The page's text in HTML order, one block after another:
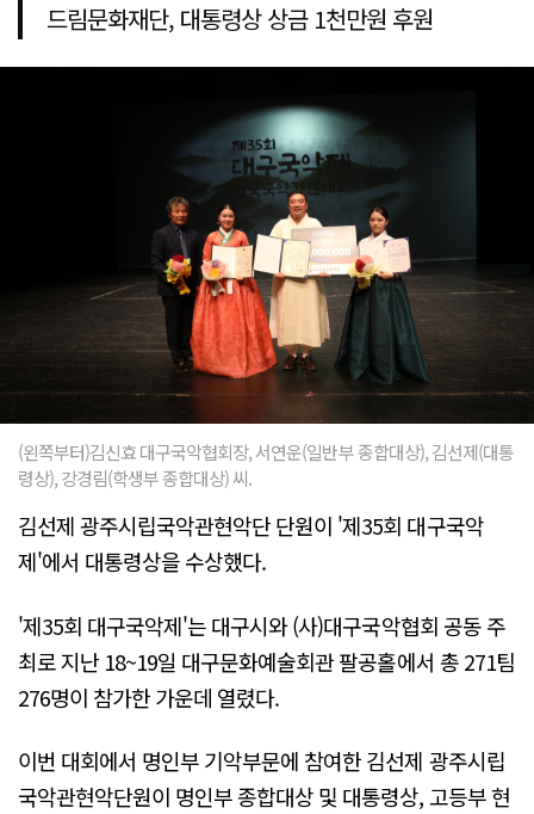
드림문화재단, 대통령상 상금 1천만원 후원
(왼쪽부터)김신효 대구국악협회장, 서연운(일반부 종합대상), 김선제(대통
령상), 강경림(학생부 종합대상) 씨.
김선제 광주시립국악관현악단 단원이 '제35회 대구국악
제'에서 대통령상을 수상했다.
'제35회 대구국악제'는 대구시와 (사)대구국악협회 공동 주
최로 지난 18~19일 대구문화예술회관 팔공홀에서 총 271팀
276명이 참가한 가운데 열렸다.
이번 대회에서 명인부 기악부문에 참여한 김선제 광주시립
국악관현악단원이 명인부 종합대상 및 대통령상, 고등부 현